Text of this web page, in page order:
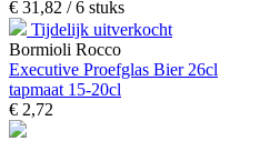
€ 31,82 / 6 stuks
Tijdelijk uitverkocht
Bormioli Rocco
Executive Proefglas Bier 26cl
tapmaat 15-20cl
€ 2,72